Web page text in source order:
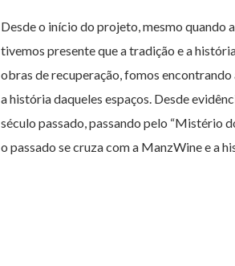
Desde o início do projeto, mesmo quando
tivemos presente que a tradição e a
obras de recuperação, fomos
a história daqueles espaços. Desde
século passado, passando pelo “Mistério
o passado se cruza com a ManzWine e a